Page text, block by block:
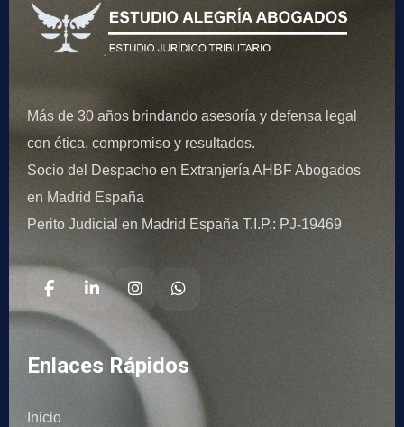
Más de 30 años brindando asesoría y defensa legal
con ética, compromiso y resultados.
Socio del Despacho en Extranjería AHBF Abogados
en Madrid España
Perito Judicial en Madrid España T.I.P.: PJ-19469
Enlaces Rápidos
Inicio